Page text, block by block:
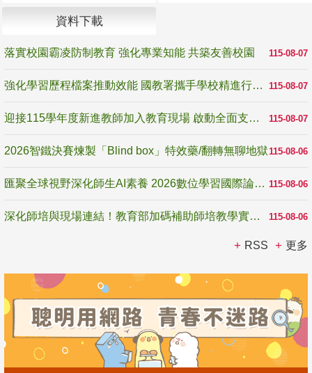
資料下載
115-08-07
落實校園霸凌防制教育 強化專業知能 共築友善校園
115-08-07
強化學習歷程檔案推動效能 國教署攜手學校精進行政與教學支持
115-08-07
迎接115學年度新進教師加入教育現場 啟動全面支持陪伴
115-08-06
2026智鐵決賽煉製「Blind box」特效藥/翻轉無聊地獄
115-08-06
匯聚全球視野深化師生AI素養 2026數位學習國際論壇高雄登場
115-08-06
深化師培與現場連結！教育部加碼補助師培教學實踐研究 10月師培國際研討會交流教學實踐經驗
RSS 更多